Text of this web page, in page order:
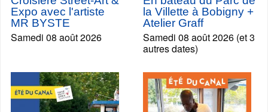
Expo avec l'artiste
MR BYSTE
Samedi 08 août 2026
la Villette à Bobigny +
Atelier Graff
Samedi 08 août 2026 (et 3
autres dates)